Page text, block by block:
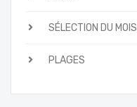
SÉLECTION DU MOIS
PLAGES